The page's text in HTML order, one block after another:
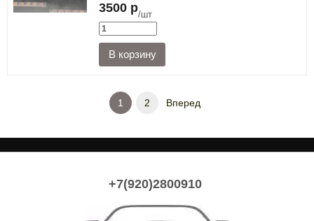
3500 р/шт
1 2 Вперед
+7(920)2800910